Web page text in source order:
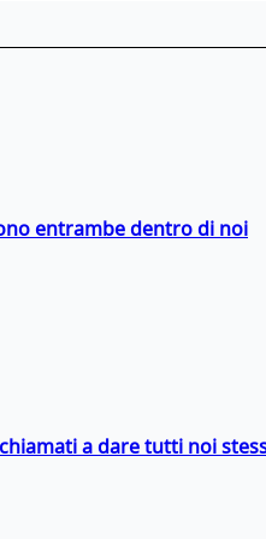
entrambe dentro di noi
a dare tutti noi